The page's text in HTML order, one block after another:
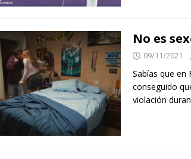
No es
09/11/2021
Sabías que en
conseguido
violación